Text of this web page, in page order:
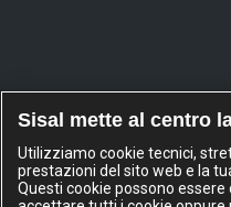
Sisal mette al centro
Utilizziamo cookie tecnici,
prestazioni del sito web e la
Questi cookie possono